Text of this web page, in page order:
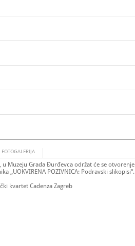
FOTOGALERIJA
Muzeju Grada Đurđevca održat će se otvorenje
„UOKVIRENA POZIVNICA: Podravski slikopisi“.
kvartet Cadenza Zagreb